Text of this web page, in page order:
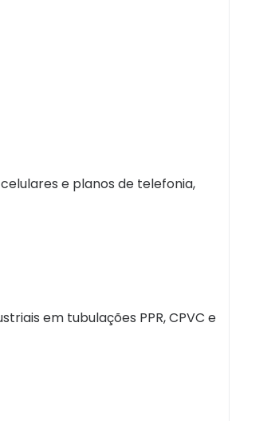
e planos de telefonia,
em tubulações PPR, CPVC e